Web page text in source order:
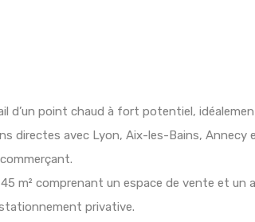
d’un point chaud à fort potentiel,
directes avec Lyon, Aix-les-Bains, Annecy
m² comprenant un espace de vente et un
privative.